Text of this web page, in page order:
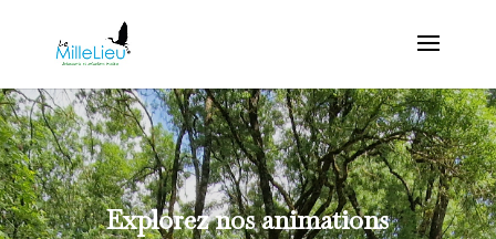
Explorez nos animations